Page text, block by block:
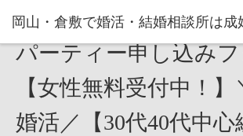
岡山・倉敷で婚活・結婚相談所は成
の豊富なNPO法人・和(なごみ)へ。
パーティー申し込み
【女性無料受付中！
婚活／【30代40代中